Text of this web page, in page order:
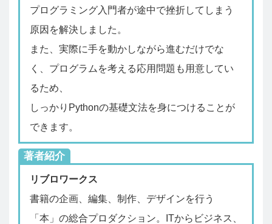
プログラミング入門者が途中で挫折してしまう
原因を解決しました。
また、実際に手を動かしながら進むだけでな
く、プログラムを考える応用問題も用意してい
るため、
しっかりPythonの基礎文法を身につけることが
できます。
著者紹介
リブロワークス
書籍の企画、編集、制作、デザインを行う
「本」の総合プロダクション。ITからビジネス、